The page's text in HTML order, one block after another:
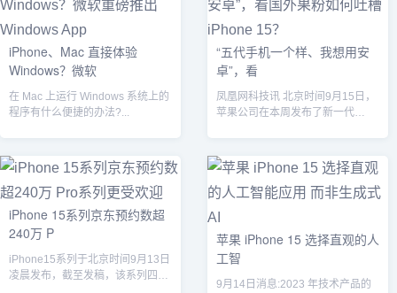
iPhone、Mac 直接体验
Windows？微软
在 Mac 上运行 Windows 系统上的
程序有什么便捷的办法?...
“五代手机一个样、我想用安
卓”，看
凤凰网科技讯 北京时间9月15日，
苹果公司在本周发布了新一代
iPhone 15系列京东预约数超
240万 P
iPhone15系列于北京时间9月13日
凌晨发布，截至发稿，该系列四款
苹果 iPhone 15 选择直观的人
工智
9月14日消息:2023 年技术产品的